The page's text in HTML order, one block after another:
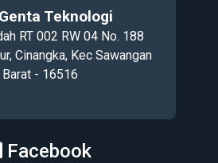
Teknologi
RT 002 RW 04 No. 188
Cinangka, Kec Sawangan
- 16516
Facebook